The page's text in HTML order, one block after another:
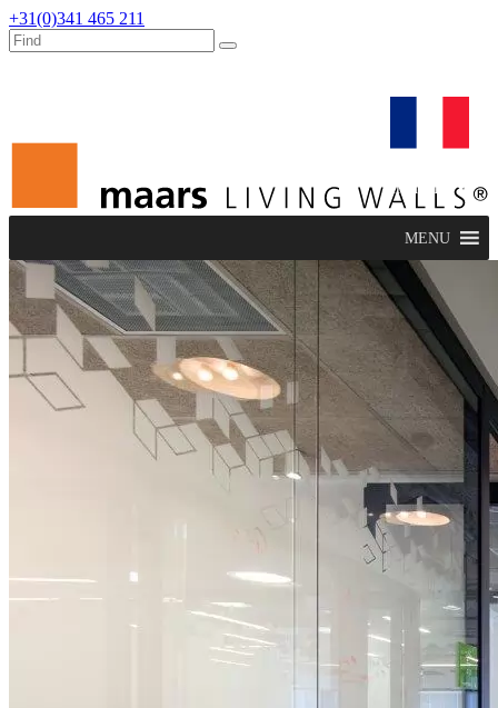
+31(0)341 465 211
français
MENU